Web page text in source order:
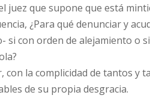
juez que supone que está
¿Para qué denunciar y
si con orden de alejamiento o
con la complicidad de tantos y
de su propia desgracia.